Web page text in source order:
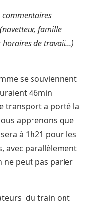
commentaires
famille
de travail...)
se souviennent
46min
transport a porté la
apprenons que
à 1h21 pour les
avec parallèlement
ne peut pas parler
du train ont